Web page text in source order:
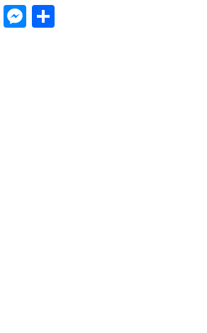
TwitterMessenger